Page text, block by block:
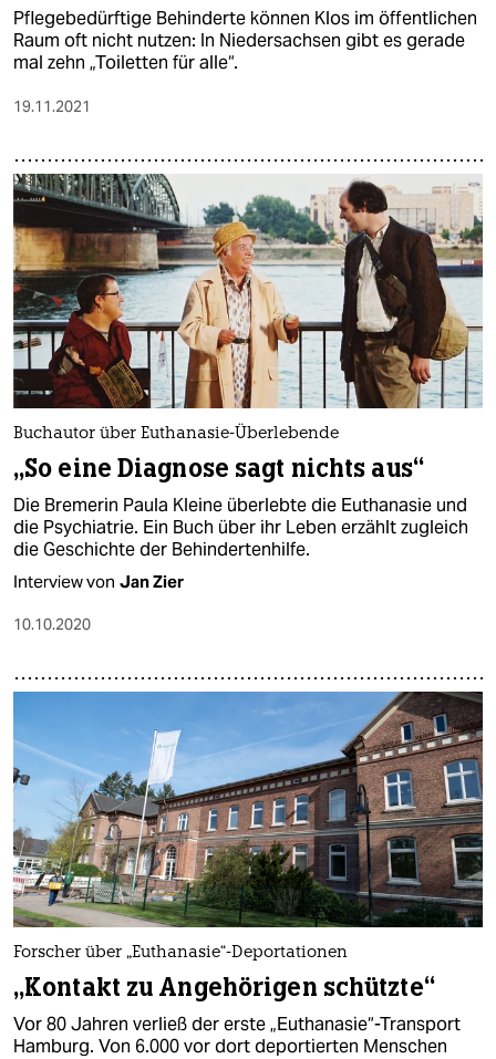
Pflegebedürftige Behinderte können Klos im öffentlichen
Raum oft nicht nutzen: In Niedersachsen gibt es gerade
mal zehn „Toiletten für alle“.
19.11.2021
Buchautor über Euthanasie-Überlebende
„So eine Diagnose sagt nichts aus“
Die Bremerin Paula Kleine überlebte die Euthanasie und
die Psychiatrie. Ein Buch über ihr Leben erzählt zugleich
die Geschichte der Behindertenhilfe.
Interview von Jan Zier
10.10.2020
Forscher über „Euthanasie“-Deportationen
„Kontakt zu Angehörigen schützte“
Vor 80 Jahren verließ der erste „Euthanasie“-Transport
Hamburg. Von 6.000 vor dort deportierten Menschen